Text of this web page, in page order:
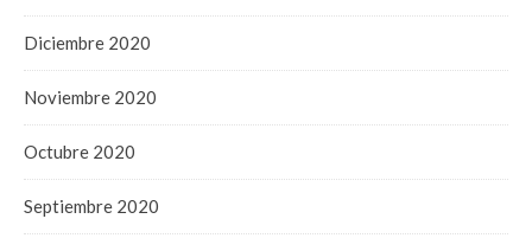
Diciembre 2020
Noviembre 2020
Octubre 2020
Septiembre 2020